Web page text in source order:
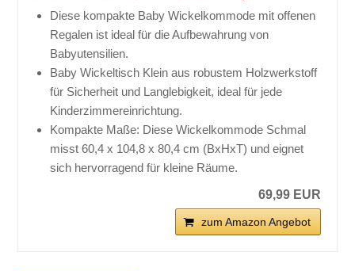
Diese kompakte Baby Wickelkommode mit offenen
Regalen ist ideal für die Aufbewahrung von
Babyutensilien.
Baby Wickeltisch Klein aus robustem Holzwerkstoff
für Sicherheit und Langlebigkeit, ideal für jede
Kinderzimmereinrichtung.
Kompakte Maße: Diese Wickelkommode Schmal
misst 60,4 x 104,8 x 80,4 cm (BxHxT) und eignet
sich hervorragend für kleine Räume.
69,99 EUR
zum Amazon Angebot